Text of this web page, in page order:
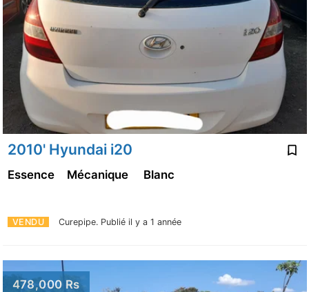
2010' Hyundai i20
VENDU Curepipe. Publié il y a 1 année
Essence Mécanique Blanc
478,000 Rs